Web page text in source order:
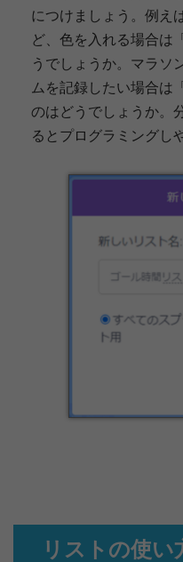
につけましょう。例え
ど、色を入れる場合は
うでしょうか。マラソ
ムを記録したい場合は
のはどうでしょうか。
るとプログラミングし
リストの使